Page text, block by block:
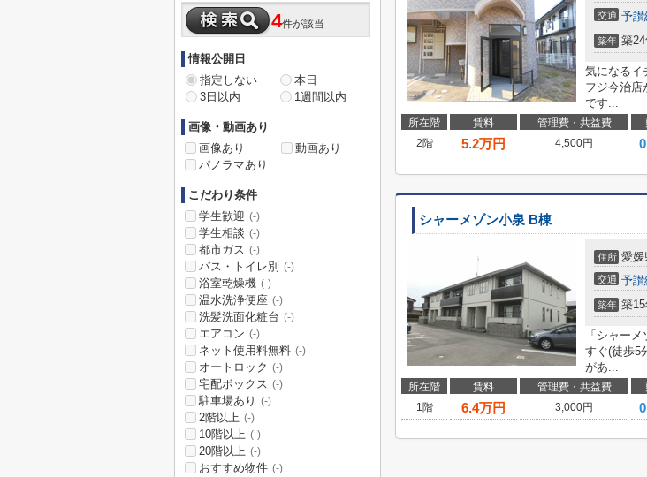
交通 予讃
築年 築
気になるイ
フジ今治店
です...
所在階 賃料 管理費・共益費
2階
5.2万円 4,500円
シャーメゾン小泉 B棟
住所 愛媛
交通 予讃
築年 築
「シャー
すぐ(徒歩5
があ...
所在階 賃料 管理費・共益費
1階
6.4万円 3,000円
4件が該当
情報公開日
指定しない
本日
3日以内
1週間以内
画像・動画あり
画像あり
動画あり
パノラマあり
こだわり条件
学生歓迎 (-)
学生相談 (-)
都市ガス (-)
バス・トイレ別 (-)
浴室乾燥機 (-)
温水洗浄便座 (-)
洗髪洗面化粧台 (-)
エアコン (-)
ネット使用料無料 (-)
オートロック (-)
宅配ボックス (-)
駐車場あり (-)
2階以上 (-)
10階以上 (-)
20階以上 (-)
おすすめ物件 (-)